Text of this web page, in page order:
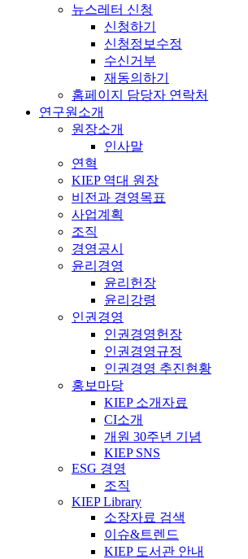
뉴스레터 신청
신청하기
신청정보수정
수신거부
재동의하기
홈페이지 담당자 연락처
연구원소개
원장소개
인사말
연혁
KIEP 역대 원장
비전과 경영목표
사업계획
조직
경영공시
윤리경영
윤리헌장
윤리강령
인권경영
인권경영헌장
인권경영규정
인권경영 추진현황
홍보마당
KIEP 소개자료
CI소개
개원 30주년 기념
KIEP SNS
ESG 경영
조직
KIEP Library
소장자료 검색
이슈&트렌드
KIEP 도서관 안내